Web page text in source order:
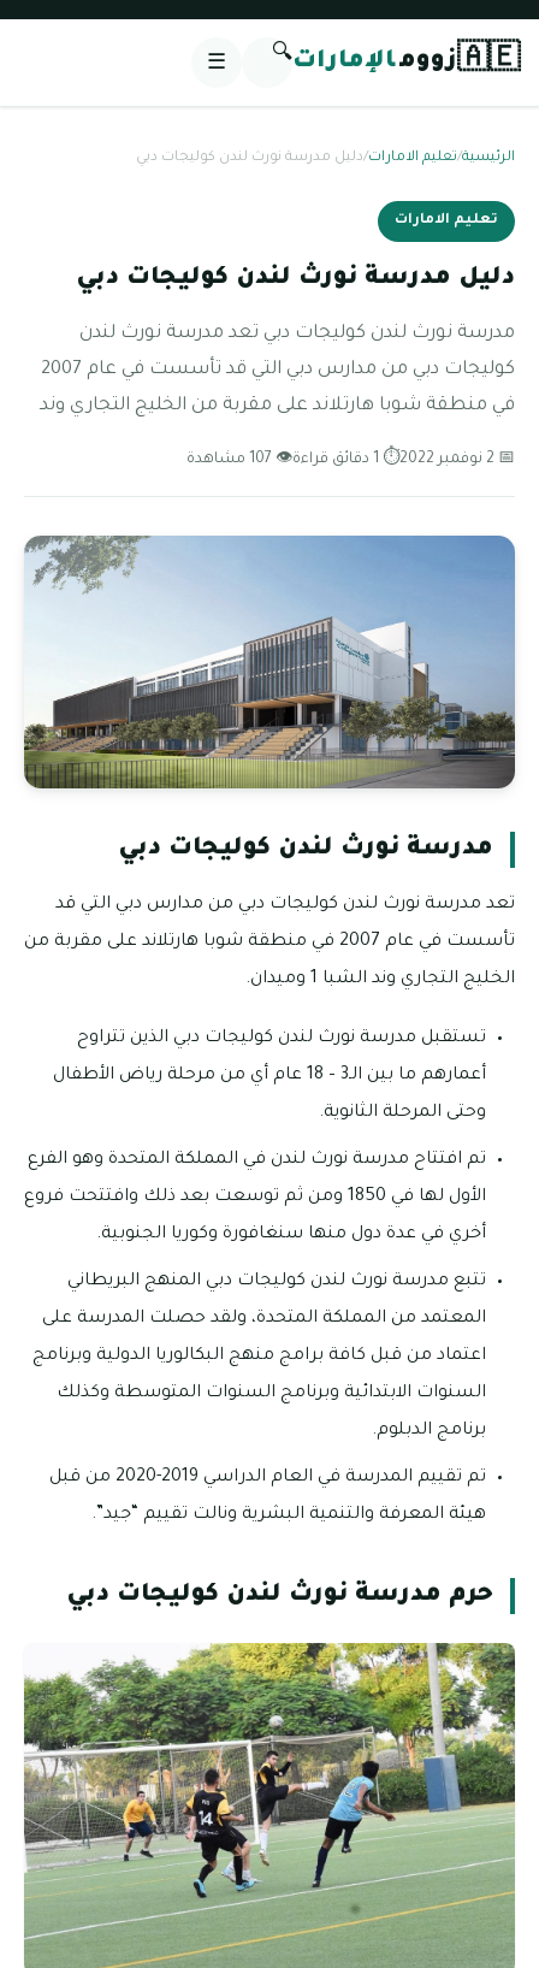
🇦🇪زوومالإمارات🔍
☰
الرئيسية/تعليم الامارات/دليل مدرسة نورث لندن كوليجات دبي
تعليم الامارات
دليل مدرسة نورث لندن كوليجات دبي
مدرسة نورث لندن كوليجات دبي تعد مدرسة نورث لندن
كوليجات دبي من مدارس دبي التي قد تأسست في عام 2007
في منطقة شوبا هارتلاند على مقربة من الخليج التجاري وند
📅 2 نوفمبر 2022 ⏱ 1 دقائق قراءة 👁 107 مشاهدة
مدرسة نورث لندن كوليجات دبي
تعد مدرسة نورث لندن كوليجات دبي من مدارس دبي التي قد
تأسست في عام 2007 في منطقة شوبا هارتلاند على مقربة من
الخليج التجاري وند الشبا 1 وميدان.
تستقبل مدرسة نورث لندن كوليجات دبي الذين تتراوح
أعمارهم ما بين الـ3 – 18 عام أي من مرحلة رياض الأطفال
وحتى المرحلة الثانوية.
تم افتتاح مدرسة نورث لندن في المملكة المتحدة وهو الفرع
الأول لها في 1850 ومن ثم توسعت بعد ذلك وافتتحت فروع
أخري في عدة دول منها سنغافورة وكوريا الجنوبية.
تتبع مدرسة نورث لندن كوليجات دبي المنهج البريطاني
المعتمد من المملكة المتحدة، ولقد حصلت المدرسة على
اعتماد من قبل كافة برامج منهج البكالوريا الدولية وبرنامج
السنوات الابتدائية وبرنامج السنوات المتوسطة وكذلك
برنامج الدبلوم.
تم تقييم المدرسة في العام الدراسي 2019-2020 من قبل
هيئة المعرفة والتنمية البشرية ونالت تقييم “جيد”.
حرم مدرسة نورث لندن كوليجات دبي